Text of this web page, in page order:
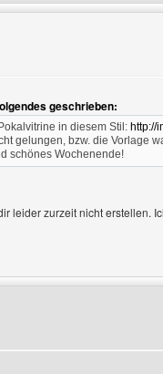
geschrieben:
in diesem Stil: http://
gelungen, bzw. die Vorlage
schönes Wochenende!
leider zurzeit nicht erstellen.
besuchen: extro-